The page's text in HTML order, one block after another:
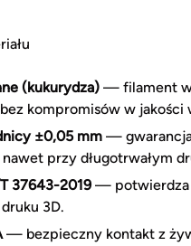
(kukurydza) — filament
kompromisów w jakości
±0,05 mm — gwarancja
przy długotrwałym
37643-2019 — potwierdza
3D.
— bezpieczny kontakt z